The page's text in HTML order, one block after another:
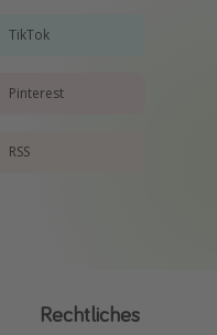
TikTok
Pinterest
RSS
Rechtliches